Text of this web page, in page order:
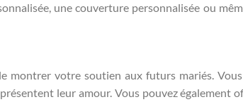
une couverture personnalisée ou
montrer votre soutien aux futurs mariés.
leur amour. Vous pouvez également